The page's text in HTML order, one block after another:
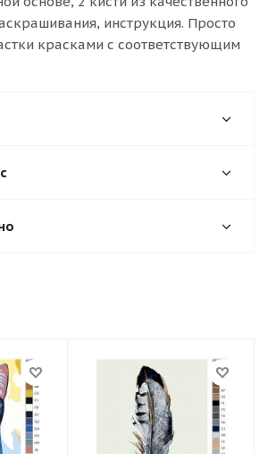
инструкция. Просто
красками с соответствующим